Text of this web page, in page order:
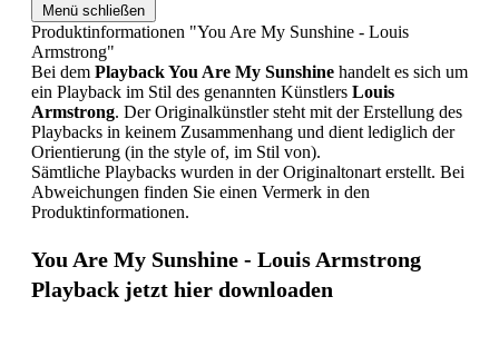
Menü schließen
Produktinformationen "You Are My Sunshine - Louis
Armstrong"
Bei dem PlaybackYou Are My Sunshine handelt es sich um
ein Playback im Stil des genannten Künstlers Louis
Armstrong. Der Originalkünstler steht mit der Erstellung des
Playbacks in keinem Zusammenhang und dient lediglich der
Orientierung (in the style of, im Stil von).
Sämtliche Playbacks wurden in der Originaltonart erstellt. Bei
Abweichungen finden Sie einen Vermerk in den
Produktinformationen.
You Are My Sunshine - Louis Armstrong
Playback jetzt hier downloaden